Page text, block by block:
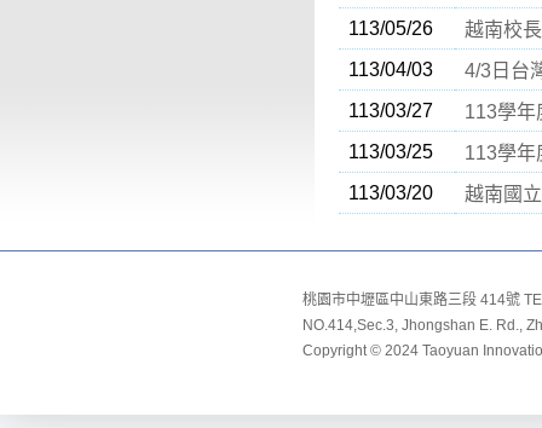
113/05/26
越南校
113/04/03
4/3日台
113/03/27
113學年
113/03/25
113學年
113/03/20
越南國
桃園市中壢區中山東路三段 414號
NO.414,Sec.3, Jhongshan E. Rd.,
Copyright © 2024 Taoyuan